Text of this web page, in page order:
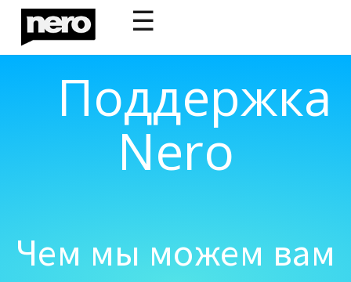
☰
Поддержка
Nero
Чем мы можем вам